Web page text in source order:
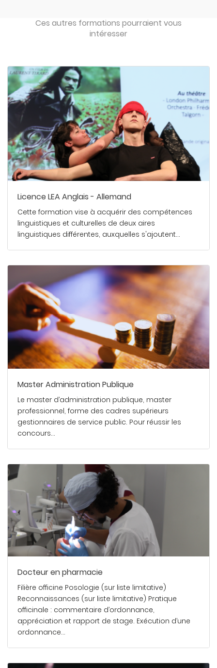
Ces autres formations pourraient vous
intéresser
Licence LEA Anglais - Allemand
Cette formation vise à acquérir des compétences
linguistiques et culturelles de deux aires
linguistiques différentes, auxquelles s'ajoutent…
Master Administration Publique
Le master d’administration publique, master
professionnel, forme des cadres supérieurs
gestionnaires de service public. Pour réussir les
concours…
Docteur en pharmacie
Filière officine Posologie (sur liste limitative)
Reconnaissances (sur liste limitative) Pratique
officinale : commentaire d’ordonnance,
appréciation et rapport de stage. Exécution d’une
ordonnance…